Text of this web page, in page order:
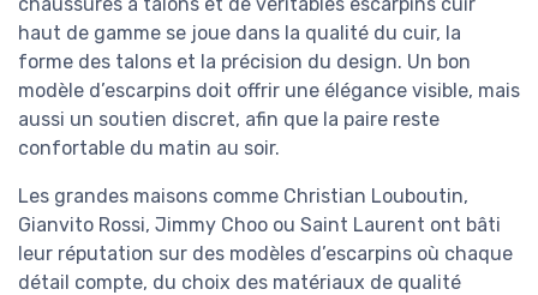
haut de gamme se joue dans la qualité du cuir, la
forme des talons et la précision du design. Un bon
modèle d’escarpins doit offrir une élégance visible, mais
aussi un soutien discret, afin que la paire reste
confortable du matin au soir.
Les grandes maisons comme Christian Louboutin,
Gianvito Rossi, Jimmy Choo ou Saint Laurent ont bâti
leur réputation sur des modèles d’escarpins où chaque
détail compte, du choix des matériaux de qualité